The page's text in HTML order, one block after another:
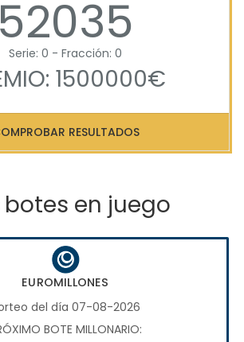
52035
Serie: 0 - Fracción: 0
1500000€
RESULTADOS
botes en juego
EUROMILLONES
del día 07-08-2026
BOTE MILLONARIO: